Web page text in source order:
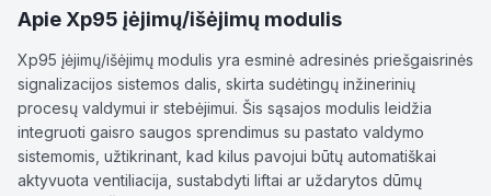
Apie Xp95 įėjimų/išėjimų modulis
Xp95 įėjimų/išėjimų modulis yra esminė adresinės priešgaisrinės
signalizacijos sistemos dalis, skirta sudėtingų inžinerinių
procesų valdymui ir stebėjimui. Šis sąsajos modulis leidžia
integruoti gaisro saugos sprendimus su pastato valdymo
sistemomis, užtikrinant, kad kilus pavojui būtų automatiškai
aktyvuota ventiliacija, sustabdyti liftai ar uždarytos dūmų